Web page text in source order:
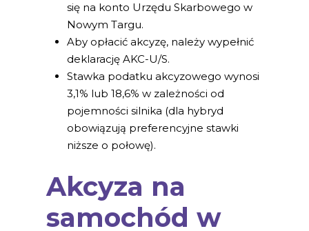
się na konto Urzędu Skarbowego w
Nowym Targu.
Aby opłacić akcyzę, należy wypełnić
deklarację AKC-U/S.
Stawka podatku akcyzowego wynosi
3,1% lub 18,6% w zależności od
pojemności silnika (dla hybryd
obowiązują preferencyjne stawki
niższe o połowę).
Akcyza na
samochód w